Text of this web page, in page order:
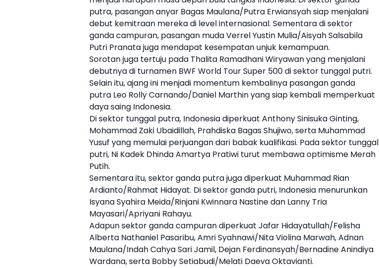
putra, pasangan anyar Bagas Maulana/Putra Erwiansyah siap menjalani
debut kemitraan mereka di level internasional. Sementara di sektor
ganda campuran, pasangan muda Verrel Yustin Mulia/Aisyah Salsabila
Putri Pranata juga mendapat kesempatan unjuk kemampuan.
Sorotan juga tertuju pada Thalita Ramadhani Wiryawan yang menjalani
debutnya di turnamen BWF World Tour Super 500 di sektor tunggal putri.
Selain itu, ajang ini menjadi momentum kembalinya pasangan ganda
putra Leo Rolly Carnando/Daniel Marthin yang siap kembali memperkuat
daya saing Indonesia.
Di sektor tunggal putra, Indonesia diperkuat Anthony Sinisuka Ginting,
Mohammad Zaki Ubaidillah, Prahdiska Bagas Shujiwo, serta Muhammad
Yusuf yang memulai perjuangan dari babak kualifikasi. Pada sektor tunggal
putri, Ni Kadek Dhinda Amartya Pratiwi turut membawa optimisme Merah
Putih.
Sementara itu, sektor ganda putra juga diperkuat Muhammad Rian
Ardianto/Rahmat Hidayat. Di sektor ganda putri, Indonesia menurunkan
Isyana Syahira Meida/Rinjani Kwinnara Nastine dan Lanny Tria
Mayasari/Apriyani Rahayu.
Adapun sektor ganda campuran diperkuat Jafar Hidayatullah/Felisha
Alberta Nathaniel Pasaribu, Amri Syahnawi/Nita Violina Marwah, Adnan
Maulana/Indah Cahya Sari Jamil, Dejan Ferdinansyah/Bernadine Anindiya
Wardana, serta Bobby Setiabudi/Melati Daeva Oktavianti.